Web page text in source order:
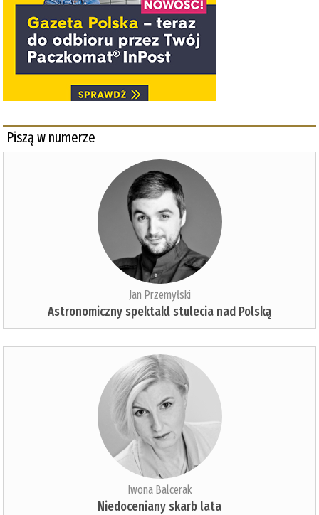
Piszą w numerze
Jan Przemyłski
Astronomiczny spektakl stulecia nad Polską
Iwona Balcerak
Niedoceniany skarb lata